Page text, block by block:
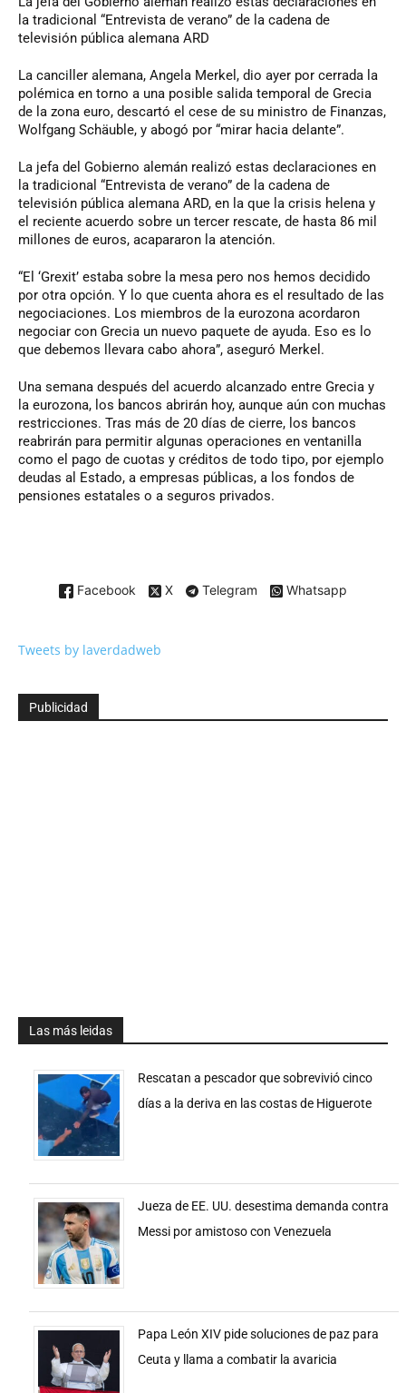
la tradicional “Entrevista de verano” de la cadena de
televisión pública alemana ARD
La canciller alemana, Angela Merkel, dio ayer por cerrada la
polémica en torno a una posible salida temporal de Grecia
de la zona euro, descartó el cese de su ministro de Finanzas,
Wolfgang Schäuble, y abogó por “mirar hacia delante”.
La jefa del Gobierno alemán realizó estas declaraciones en
la tradicional “Entrevista de verano” de la cadena de
televisión pública alemana ARD, en la que la crisis helena y
el reciente acuerdo sobre un tercer rescate, de hasta 86 mil
millones de euros, acapararon la atención.
“El ‘Grexit’ estaba sobre la mesa pero nos hemos decidido
por otra opción. Y lo que cuenta ahora es el resultado de las
negociaciones. Los miembros de la eurozona acordaron
negociar con Grecia un nuevo paquete de ayuda. Eso es lo
que debemos llevara cabo ahora”, aseguró Merkel.
Una semana después del acuerdo alcanzado entre Grecia y
la eurozona, los bancos abrirán hoy, aunque aún con muchas
restricciones. Tras más de 20 días de cierre, los bancos
reabrirán para permitir algunas operaciones en ventanilla
como el pago de cuotas y créditos de todo tipo, por ejemplo
deudas al Estado, a empresas públicas, a los fondos de
pensiones estatales o a seguros privados.
Facebook X Telegram Whatsapp
Tweets by laverdadweb
Publicidad
Las más leidas
Rescatan a pescador que sobrevivió cinco
días a la deriva en las costas de Higuerote
Jueza de EE. UU. desestima demanda contra
Messi por amistoso con Venezuela
Papa León XIV pide soluciones de paz para
Ceuta y llama a combatir la avaricia